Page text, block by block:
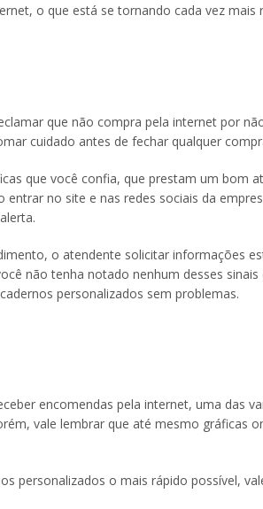
o que está se tornando cada vez mais
que não compra pela internet por
cuidado antes de fechar qualquer
que você confia, que prestam um bom
entrar no site e nas redes sociais da
o atendente solicitar informações
não tenha notado nenhum desses
personalizados sem problemas.
encomendas pela internet, uma das
vale lembrar que até mesmo gráficas
personalizados o mais rápido possível,